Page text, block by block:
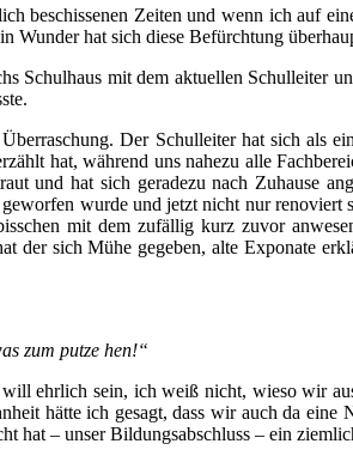
beschissenen Zeiten und wenn ich auf
Wunder hat sich diese Befürchtung
Schulhaus mit dem aktuellen Schulleiter
Der Schulleiter hat sich als
hat, während uns nahezu alle
und hat sich geradezu nach Zuhause
wurde und jetzt nicht nur
mit dem zufällig kurz zuvor
der sich Mühe gegeben, alte Exponate
zum putze hen!“
ehrlich sein, ich weiß nicht, wieso wir
hätte ich gesagt, dass wir auch da
hat – unser Bildungsabschluss – ein